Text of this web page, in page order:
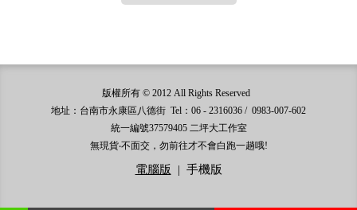
版權所有 © 2012 All Rights Reserved
地址：台南市永康區八德街 Tel：06 - 2316036 / 0983-007-602
統一編號37579405 二坪大工作室
無現貨‧不面交，勿前往才不會白跑一趟哦!
電腦版 | 手機版